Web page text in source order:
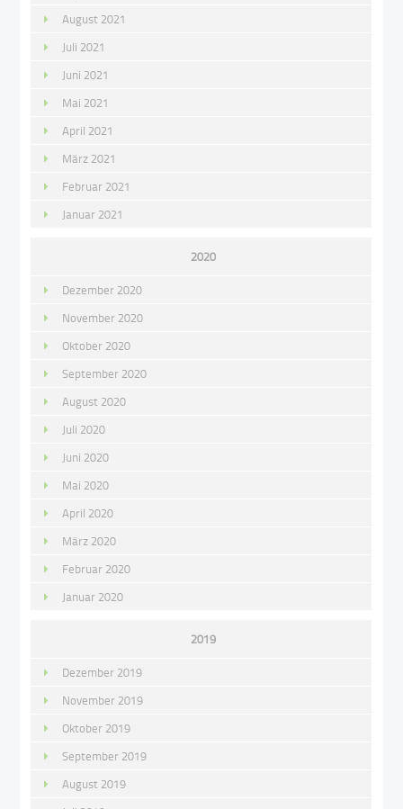
August 2021
Juli 2021
Juni 2021
Mai 2021
April 2021
März 2021
Februar 2021
Januar 2021
2020
Dezember 2020
November 2020
Oktober 2020
September 2020
August 2020
Juli 2020
Juni 2020
Mai 2020
April 2020
März 2020
Februar 2020
Januar 2020
2019
Dezember 2019
November 2019
Oktober 2019
September 2019
August 2019